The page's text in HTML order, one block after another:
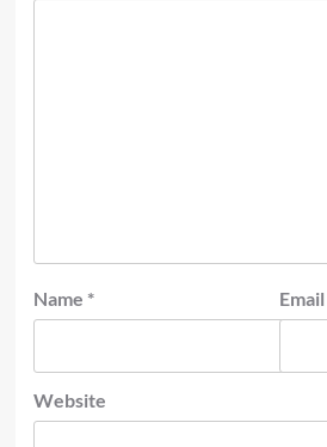
Name * Email
Website